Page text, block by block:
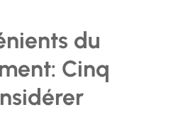
du
Cinq